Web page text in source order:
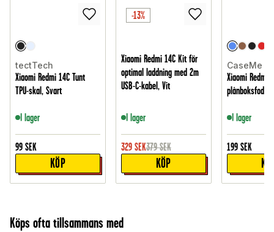
tectTech
Xiaomi Redmi 14C Tunt
TPU-skal, Svart
I lager
99 SEK
KÖP
-13%
Xiaomi Redmi 14C Kit för
optimal laddning med 2m
USB-C-kabel, Vit
I lager
329 SEK379 SEK
KÖP
CaseMe
Xiaomi Redmi
I lager
199 SEK
Köps ofta tillsammans med